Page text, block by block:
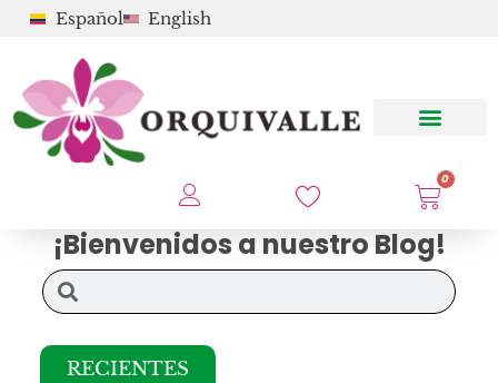
Español English
0
¡Bienvenidos a nuestro Blog!
RECIENTES